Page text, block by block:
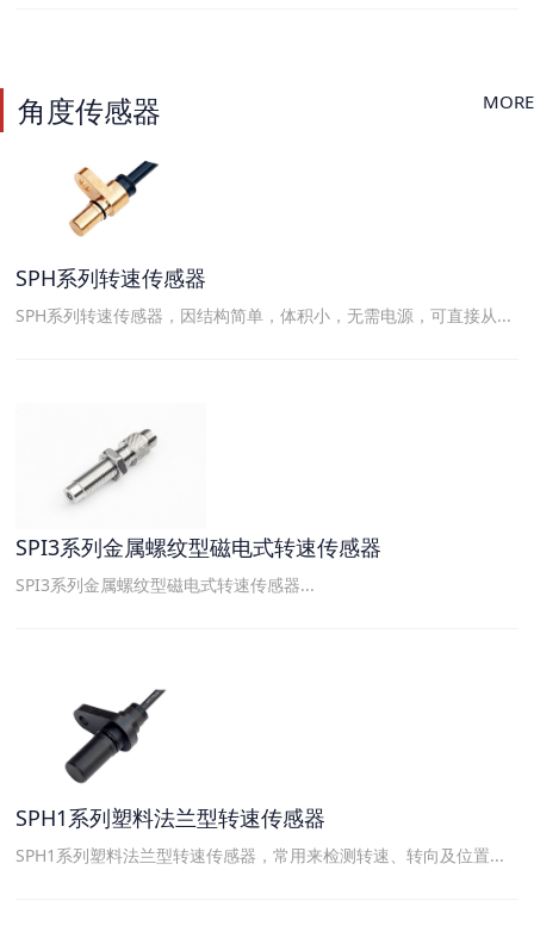
角度传感器 MORE
SPH系列转速传感器
SPH系列转速传感器，因结构简单，体积小，无需电源，可直接从...
SPI3系列金属螺纹型磁电式转速传感器
SPI3系列金属螺纹型磁电式转速传感器...
SPH1系列塑料法兰型转速传感器
SPH1系列塑料法兰型转速传感器，常用来检测转速、转向及位置...